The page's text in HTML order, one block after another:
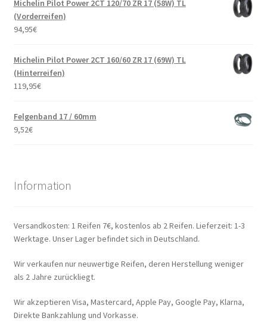
Michelin Pilot Power 2CT 120/70 ZR 17 (58W) TL
(Vorderreifen)
94,95€
Michelin Pilot Power 2CT 160/60 ZR 17 (69W) TL
(Hinterreifen)
119,95€
Felgenband 17 / 60mm
9,52€
Information
Versandkosten: 1 Reifen 7€, kostenlos ab 2 Reifen. Lieferzeit: 1-3
Werktage. Unser Lager befindet sich in Deutschland.
Wir verkaufen nur neuwertige Reifen, deren Herstellung weniger
als 2 Jahre zurückliegt.
Wir akzeptieren Visa, Mastercard, Apple Pay, Google Pay, Klarna,
Direkte Bankzahlung und Vorkasse.